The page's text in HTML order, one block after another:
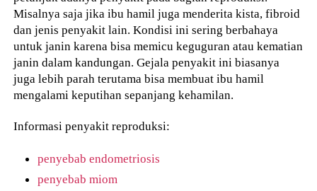
Misalnya saja jika ibu hamil juga menderita kista, fibroid
dan jenis penyakit lain. Kondisi ini sering berbahaya
untuk janin karena bisa memicu keguguran atau kematian
janin dalam kandungan. Gejala penyakit ini biasanya
juga lebih parah terutama bisa membuat ibu hamil
mengalami keputihan sepanjang kehamilan.
Informasi penyakit reproduksi:
penyebab endometriosis
penyebab miom